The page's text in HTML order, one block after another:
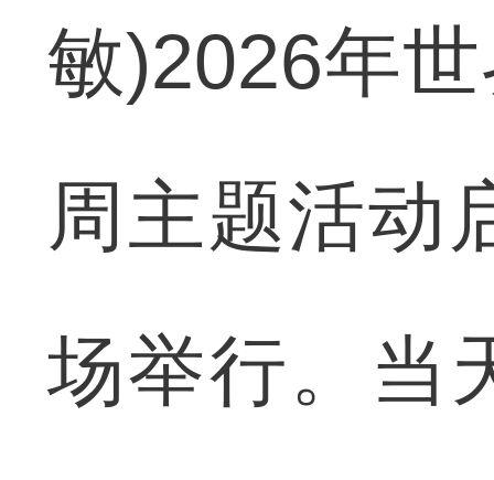
敏)2026年
周主题活动
场举行。当